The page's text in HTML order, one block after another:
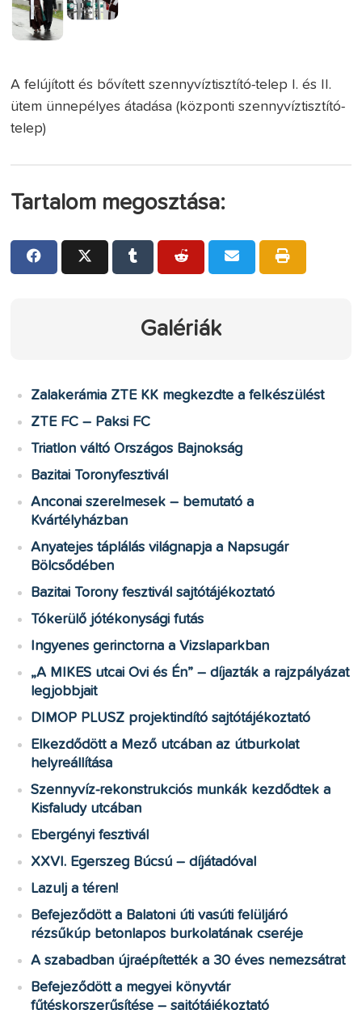
A felújított és bővített szennyvíztisztító-telep I. és II.
ütem ünnepélyes átadása (központi szennyvíztisztító-
telep)
Tartalom megosztása:
Galériák
Zalakerámia ZTE KK megkezdte a felkészülést
ZTE FC – Paksi FC
Triatlon váltó Országos Bajnokság
Bazitai Toronyfesztivál
Anconai szerelmesek – bemutató a
Kvártélyházban
Anyatejes táplálás világnapja a Napsugár
Bölcsődében
Bazitai Torony fesztivál sajtótájékoztató
Tókerülő jótékonysági futás
Ingyenes gerinctorna a Vizslaparkban
„A MIKES utcai Ovi és Én” – díjazták a rajzpályázat
legjobbjait
DIMOP PLUSZ projektindító sajtótájékoztató
Elkezdődött a Mező utcában az útburkolat
helyreállítása
Szennyvíz-rekonstrukciós munkák kezdődtek a
Kisfaludy utcában
Ebergényi fesztivál
XXVI. Egerszeg Búcsú – díjátadóval
Lazulj a téren!
Befejeződött a Balatoni úti vasúti felüljáró
rézsűkúp betonlapos burkolatának cseréje
A szabadban újraépítették a 30 éves nemezsátrat
Befejeződött a megyei könyvtár
fűtéskorszerűsítése – sajtótájékoztató